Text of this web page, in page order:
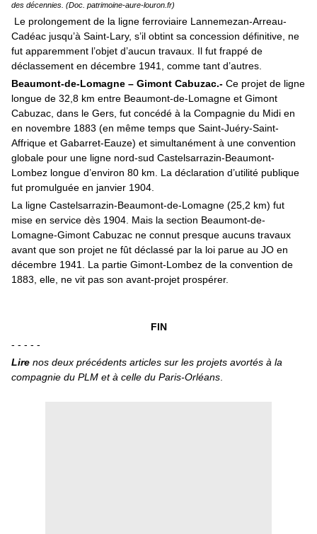
des décennies. (Doc. patrimoine-aure-louron.fr)
Le prolongement de la ligne ferroviaire Lannemezan-Arreau-
Cadéac jusqu’à Saint-Lary, s’il obtint sa concession définitive, ne
fut apparemment l’objet d’aucun travaux. Il fut frappé de
déclassement en décembre 1941, comme tant d’autres.
Beaumont-de-Lomagne – Gimont Cabuzac.- Ce projet de ligne
longue de 32,8 km entre Beaumont-de-Lomagne et Gimont
Cabuzac, dans le Gers, fut concédé à la Compagnie du Midi en
en novembre 1883 (en même temps que Saint-Juéry-Saint-
Affrique et Gabarret-Eauze) et simultanément à une convention
globale pour une ligne nord-sud Castelsarrazin-Beaumont-
Lombez longue d’environ 80 km. La déclaration d’utilité publique
fut promulguée en janvier 1904.
La ligne Castelsarrazin-Beaumont-de-Lomagne (25,2 km) fut
mise en service dès 1904. Mais la section Beaumont-de-
Lomagne-Gimont Cabuzac ne connut presque aucuns travaux
avant que son projet ne fût déclassé par la loi parue au JO en
décembre 1941. La partie Gimont-Lombez de la convention de
1883, elle, ne vit pas son avant-projet prospérer.
FIN
- - - - -
Lire nos deux précédents articles sur les projets avortés à la
compagnie du PLM et à celle du Paris-Orléans